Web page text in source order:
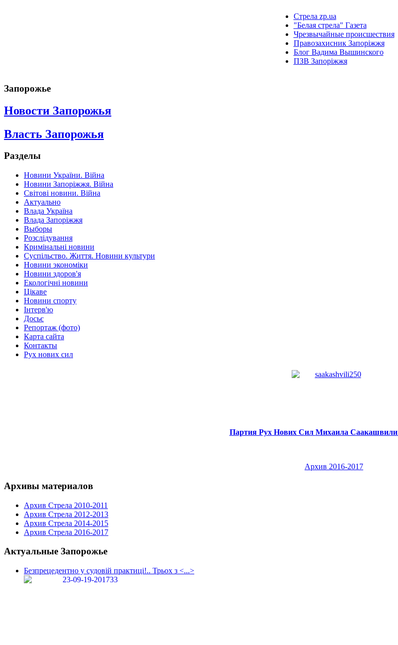
Стрела zp.ua
"Белая стрела" Газета
Чрезвычайные происшествия
Правозахисник Запоріжжя
Блог Вадима Вышинского
ПЗВ Запоріжжя
Запорожье
Новости Запорожья
Власть Запорожья
Разделы
Новини України. Війна
Новини Запоріжжя. Війна
Світові новини. Війна
Актуально
Влада Україна
Влада Запоріжжя
Выборы
Розслідування
Кримінальні новини
Суспільство. Життя. Новини культури
Новини экономіки
Новини здоров'я
Екологічні новини
Цікаве
Новини спорту
Інтерв'ю
Досьє
Репортаж (фото)
Карта сайта
Контакты
Рух нових сил
Партия Рух Нових Сил Михаила Саакашвили
Архив 2016-2017
Архивы материалов
Архив Стрела 2010-2011
Архив Стрела 2012-2013
Архив Стрела 2014-2015
Архив Стрела 2016-2017
Актуальные Запорожье
Безпрецедентно у судовій практиці!.. Трьох з <...>